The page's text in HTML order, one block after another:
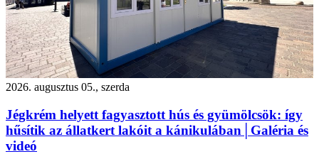
2026. augusztus 05., szerda
Jégkrém helyett fagyasztott hús és gyümölcsök: így
hűsítik az állatkert lakóit a kánikulában│Galéria és
videó